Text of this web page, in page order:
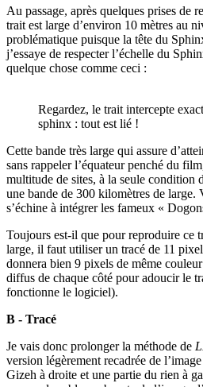
Au passage, après quelques prises de
trait est large d’environ 10 mètres au
problématique puisque la tête du
j’essaye de respecter l’échelle du
quelque chose comme ceci :
Regardez, le trait intercepte
sphinx : tout est lié !
Cette bande très large qui assure
sans rappeler l’équateur penché du
multitude de sites, à la seule condition
une bande de 300 kilomètres de large.
s’échine à intégrer les fameux «
Toujours est-il que pour reproduire ce
large, il faut utiliser un tracé de 11
donnera bien 9 pixels de même
diffus de chaque côté pour adoucir le
fonctionne le logiciel).
B - Tracé
Je vais donc prolonger la méthode de
version légèrement recadrée de
Gizeh à droite et une partie du rien à